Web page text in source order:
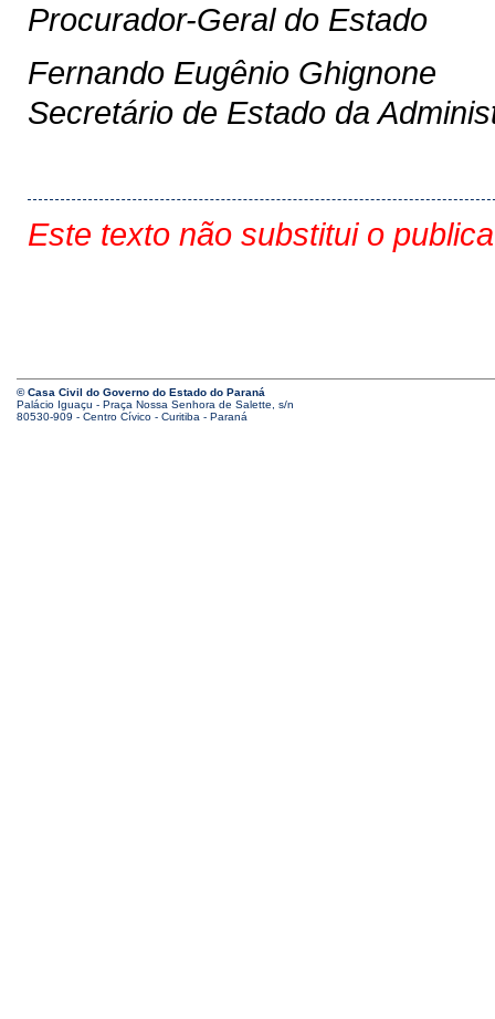
Procurador-Geral do Estado
Fernando Eugênio Ghignone
Secretário de Estado da
Este texto não substitui o
© Casa Civil do Governo do Estado do Paraná
Palácio Iguaçu - Praça Nossa Senhora de Salette, s/n
80530-909 - Centro Cívico - Curitiba - Paraná